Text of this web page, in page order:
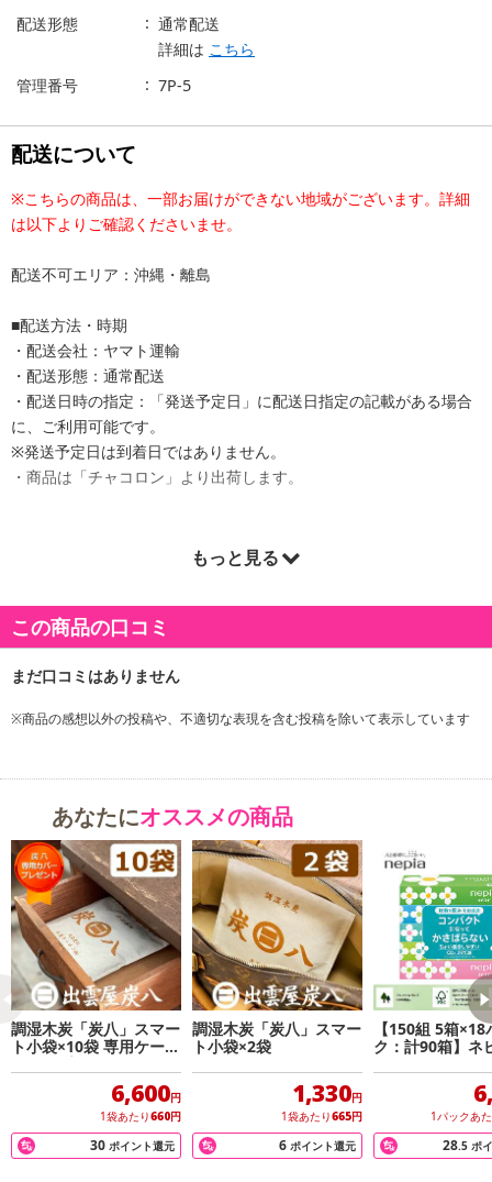
配送形態
通常配送
詳細は こちら
管理番号
7P-5
配送について
※こちらの商品は、一部お届けができない地域がございます。詳細
は以下よりご確認くださいませ。
配送不可エリア：沖縄・離島
■配送方法・時期
・配送会社：ヤマト運輸
・配送形態：通常配送
・配送日時の指定：「発送予定日」に配送日指定の記載がある場合
に、ご利用可能です。
※発送予定日は到着日ではありません。
・商品は「チャコロン」より出荷します。
●●●クオリタ・コーポレーションは出雲屋炭八正規認定店です●●●
「炭八」とは出雲大社のお膝元、島根県出雲市の建材メーカーと島
す
2）自然の除湿力なので、除湿機のように電気代がかからない
3）ニオイを吸収するので、芳香剤のように余計な香りがしない
4）自然素材、薬剤不使用なので、お子様やペットのいらっしゃるご
家庭にも安心
●タンス用●
下駄箱やタンスに便利なサイズ。
粉漏れしないように2重包装してあります。
大切なバッグ等の保管にも◎
もっと見る
この商品の口コミ
※商品の感想以外の投稿や、不適切な表現を含む投稿を除いて表示しています
あなたにオススメの商品
調湿木炭「炭八」スマー
ト小袋×10袋 専用ケース
カバープレゼント
6,600円
1袋あたり660円
30 ポイント還元
調湿木炭「炭八」スマー
ト小袋×2袋
1,330円
1袋あたり665円
6 ポイント還元
【150組 5箱×18
ク：計90箱】ネ
1パックあ
28.5 ポ